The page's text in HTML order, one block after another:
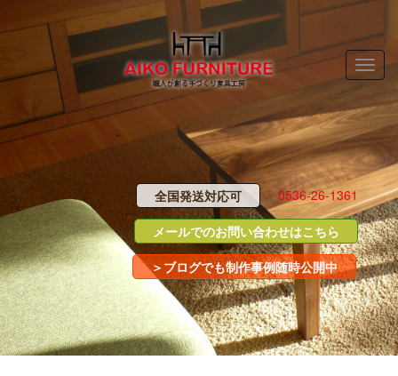
Toggle
0536-26-1361
全国発送対応可
メールでのお問い合わせはこちら
＞ブログでも制作事例随時公開中